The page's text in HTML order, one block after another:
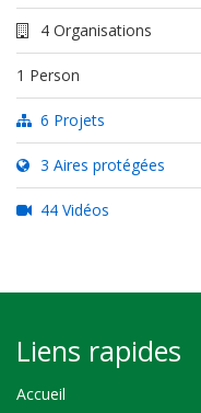
4 Organisations
1 Person
6 Projets
3 Aires protégées
44 Vidéos
Liens rapides
Accueil